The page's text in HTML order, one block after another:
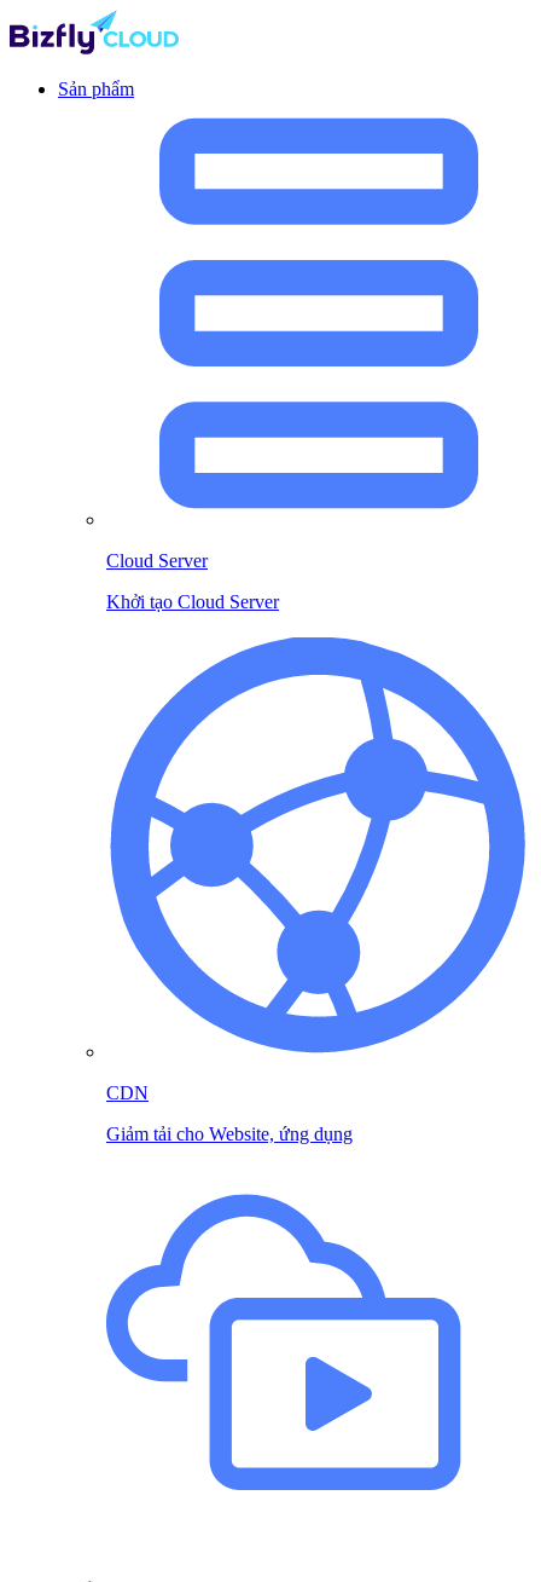
Sản phẩm
Cloud Server
Khởi tạo Cloud Server
CDN
Giảm tải cho Website, ứng dụng